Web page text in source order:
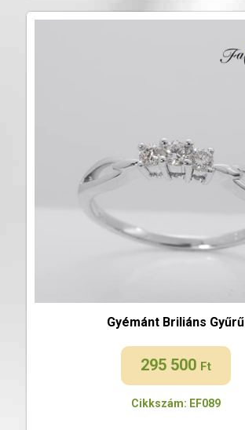
Gyémánt Briliáns Gyűrű
295 500 Ft
Cikkszám: EF089